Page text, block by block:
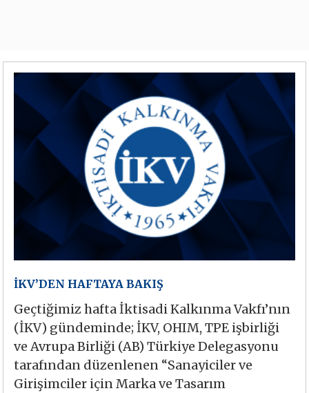
İKV’DEN HAFTAYA BAKIŞ
Geçtiğimiz hafta İktisadi Kalkınma Vakfı’nın
(İKV) gündeminde; İKV, OHIM, TPE işbirliği
ve Avrupa Birliği (AB) Türkiye Delegasyonu
tarafından düzenlenen “Sanayiciler ve
Girişimciler için Marka ve Tasarım